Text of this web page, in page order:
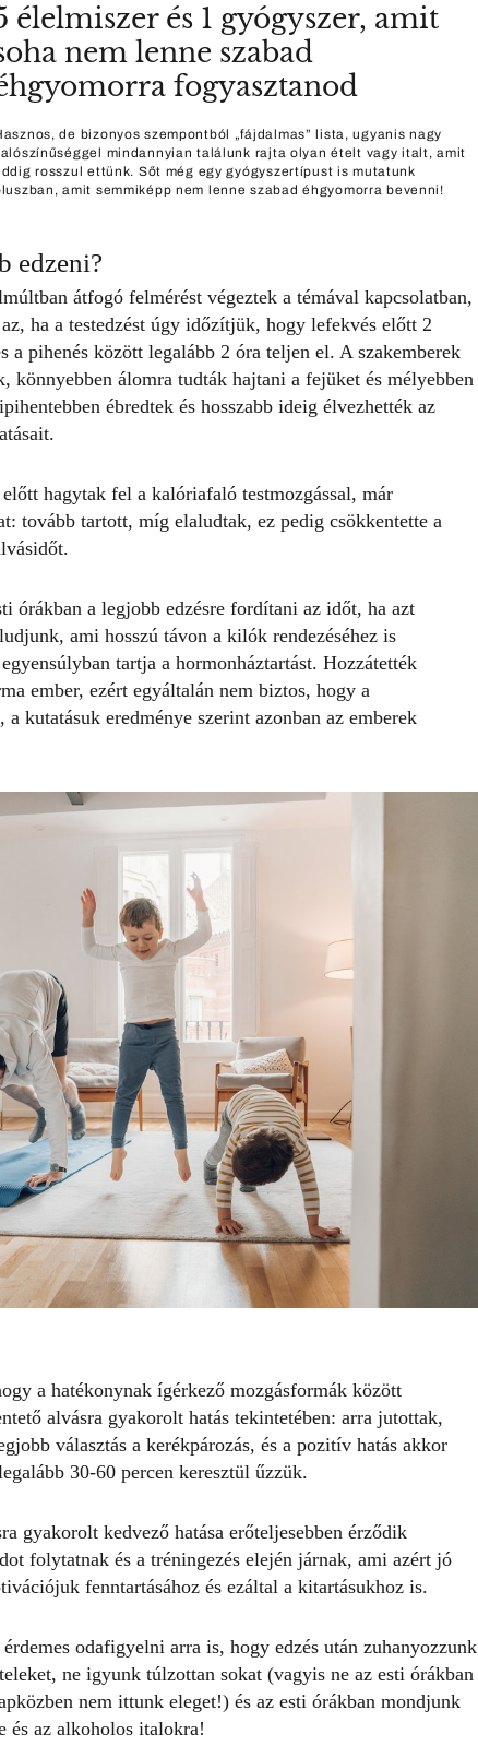
élelmiszer és 1 gyógyszer, amit
nem lenne szabad
fogyasztanod
de bizonyos szempontból „fájdalmas” lista, ugyanis nagy
mindannyian találunk rajta olyan ételt vagy italt, amit
rosszul ettünk. Sőt még egy gyógyszertípust is mutatunk
amit semmiképp nem lenne szabad éhgyomorra bevenni!
edzeni?
átfogó felmérést végeztek a témával kapcsolatban,
ha a testedzést úgy időzítjük, hogy lefekvés előtt 2
a pihenés között legalább 2 óra teljen el. A szakemberek
könnyebben álomra tudták hajtani a fejüket és mélyebben
ébredtek és hosszabb ideig élvezhették az
hagytak fel a kalóriafaló testmozgással, már
tovább tartott, míg elaludtak, ez pedig csökkentette a
órákban a legjobb edzésre fordítani az időt, ha azt
ami hosszú távon a kilók rendezéséhez is
tartja a hormonháztartást. Hozzátették
ember, ezért egyáltalán nem biztos, hogy a
kutatásuk eredménye szerint azonban az emberek
a hatékonynak ígérkező mozgásformák között
alvásra gyakorolt hatás tekintetében: arra jutottak,
választás a kerékpározás, és a pozitív hatás akkor
30-60 percen keresztül űzzük.
gyakorolt kedvező hatása erőteljesebben érződik
folytatnak és a tréningezés elején járnak, ami azért jó
fenntartásához és ezáltal a kitartásukhoz is.
odafigyelni arra is, hogy edzés után zuhanyozzunk
ne igyunk túlzottan sokat (vagyis ne az esti órákban
nem ittunk eleget!) és az esti órákban mondjunk
és az alkoholos italokra!